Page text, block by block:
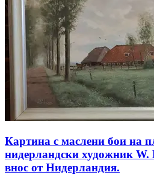
Картина с маслени бои на
нидерландски художник
внос от Нидерландия.